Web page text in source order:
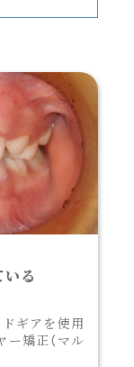
いる
ギアを使用
矯正（マル